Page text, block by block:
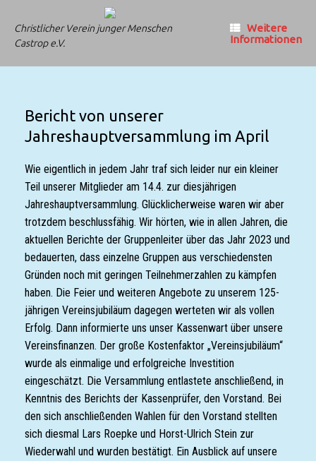
springenChristlicher Verein junger Menschen
Castrop e.V.
Weitere
Informationen
Bericht von unserer
Jahreshauptversammlung im April
Wie eigentlich in jedem Jahr traf sich leider nur ein kleiner
Teil unserer Mitglieder am 14.4. zur diesjährigen
Jahreshauptversammlung. Glücklicherweise waren wir aber
trotzdem beschlussfähig. Wir hörten, wie in allen Jahren, die
aktuellen Berichte der Gruppenleiter über das Jahr 2023 und
bedauerten, dass einzelne Gruppen aus verschiedensten
Gründen noch mit geringen Teilnehmerzahlen zu kämpfen
haben. Die Feier und weiteren Angebote zu unserem 125-
jährigen Vereinsjubiläum dagegen werteten wir als vollen
Erfolg. Dann informierte uns unser Kassenwart über unsere
Vereinsfinanzen. Der große Kostenfaktor „Vereinsjubiläum“
wurde als einmalige und erfolgreiche Investition
eingeschätzt. Die Versammlung entlastete anschließend, in
Kenntnis des Berichts der Kassenprüfer, den Vorstand. Bei
den sich anschließenden Wahlen für den Vorstand stellten
sich diesmal Lars Roepke und Horst-Ulrich Stein zur
Wiederwahl und wurden bestätigt. Ein Ausblick auf unsere